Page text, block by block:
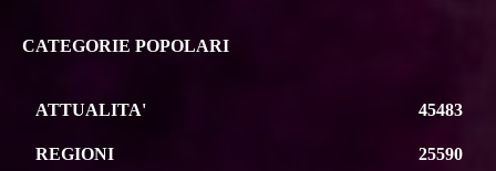
CATEGORIE POPOLARI
ATTUALITA' 45483
REGIONI 25590